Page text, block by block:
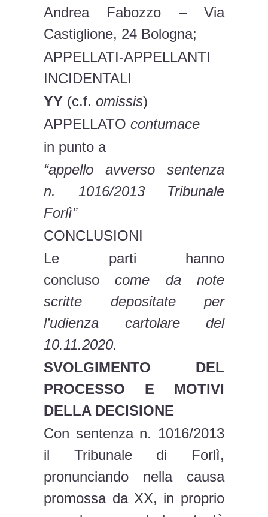
Andrea Fabozzo – Via
Castiglione, 24 Bologna;
APPELLATI-APPELLANTI
INCIDENTALI
YY (c.f.omissis)
APPELLATOcontumace
in punto a
“appello avverso sentenza
n. 1016/2013 Tribunale
Forlì”
CONCLUSIONI
Le parti hanno
conclusocome da note
scritte depositate per
l’udienza cartolare del
10.11.2020.
SVOLGIMENTO DEL
PROCESSO E MOTIVI
DELLA DECISIONE
Con sentenza n. 1016/2013
il Tribunale di Forlì,
pronunciando nella causa
promossa da XX, in proprio